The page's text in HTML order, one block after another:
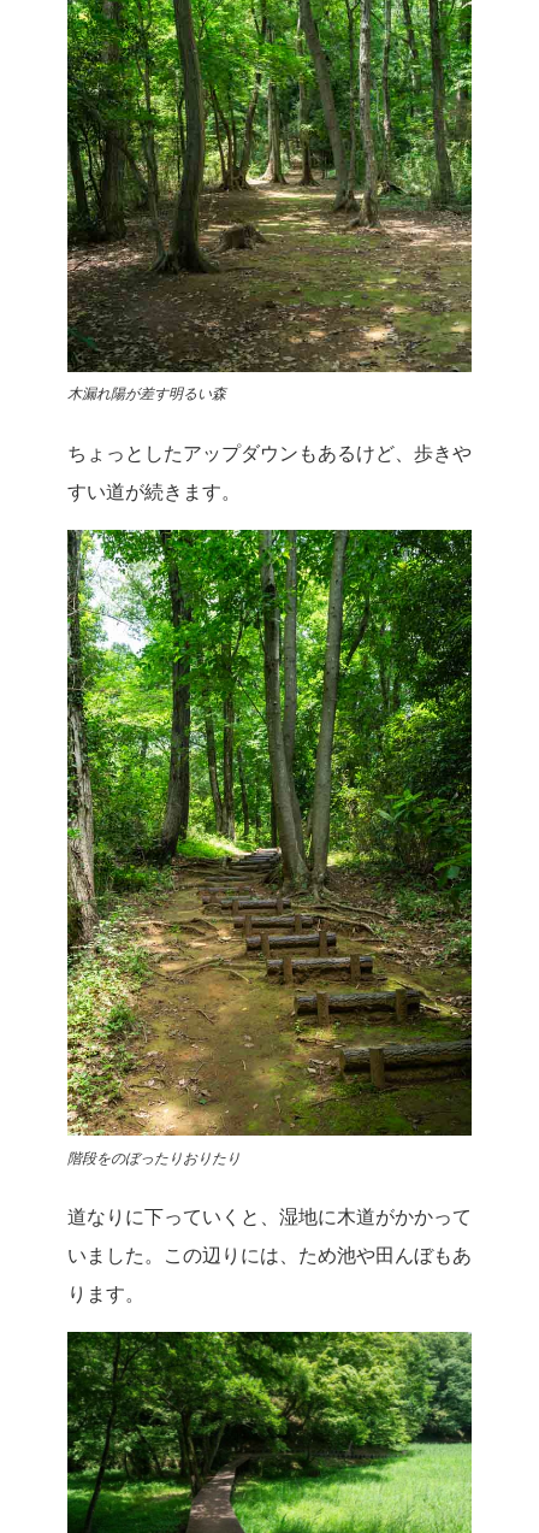
木漏れ陽が差す明るい森
ちょっとしたアップダウンもあるけど、歩きや
すい道が続きます。
階段をのぼったりおりたり
道なりに下っていくと、湿地に木道がかかって
いました。この辺りには、ため池や田んぼもあ
ります。